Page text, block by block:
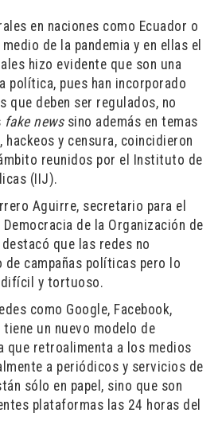
en naciones como Ecuador o
de la pandemia y en ellas el
hizo evidente que son una
política, pues han incorporado
que deben ser regulados, no
fake newssino además en temas
y censura, coincidieron
reunidos por el Instituto de
(IIJ).
Aguirre, secretario para el
de la Organización de
que las redes no
campañas políticas pero lo
difícil y tortuoso.
como Google, Facebook,
un nuevo modelo de
que retroalimenta a los medios
a periódicos y servicios de
sólo en papel, sino que son
plataformas las 24 horas del